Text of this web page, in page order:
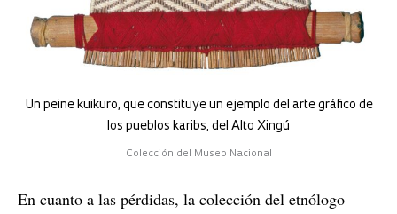
Un peine kuikuro, que constituye un ejemplo del arte gráfico de
los pueblos karibs, del Alto Xingú
Colección del Museo Nacional
En cuanto a las pérdidas, la colección del etnólogo